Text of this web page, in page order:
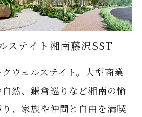
ステイト湘南藤沢SST
ウェルステイト。大型商業
然、鎌倉巡りなど湘南の愉
、家族や仲間と自由を満喫